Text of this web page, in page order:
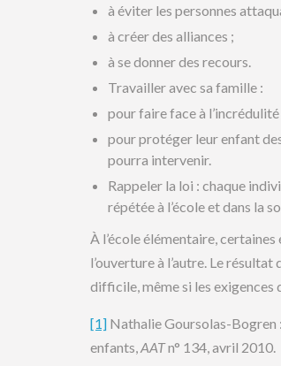
à éviter les personnes
à créer des alliances ;
à se donner des recours.
Travailler avec sa famille :
pour faire face à
pour protéger leur enfant
pourra intervenir.
Rappeler la loi : chaque
répétée à l’école et dans la
À l’école élémentaire,
l’ouverture à l’autre. Le
difficile, même si les exigences
[1] Nathalie Goursolas-Bogren
enfants,AATn° 134, avril 2010.